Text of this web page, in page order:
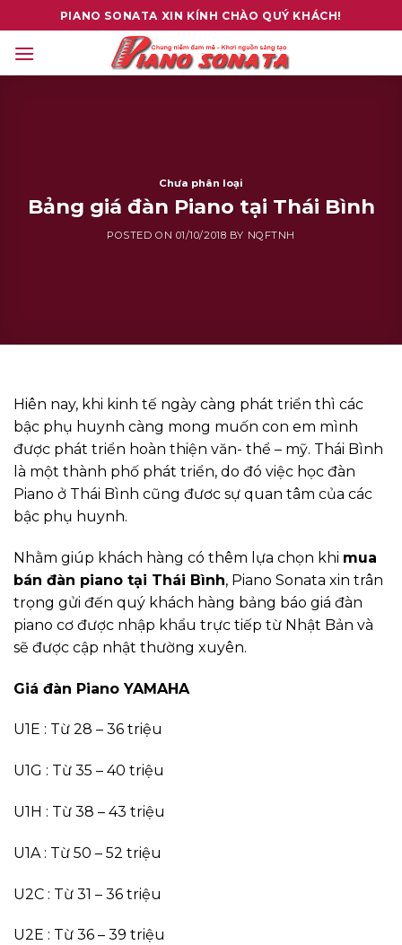
to
content
PIANO SONATA XIN KÍNH CHÀO QUÝ KHÁCH!
Chưa phân loại
Bảng giá đàn Piano tại Thái Bình
POSTED ON 01/10/2018 BY NQFTNH
Hiên nay, khi kinh tế ngày càng phát triển thì các
bậc phụ huynh càng mong muốn con em mình
được phát triển hoàn thiện văn- thể – mỹ. Thái Bình
là một thành phố phát triển, do đó việc học đàn
Piano ở Thái Bình cũng đươc sự quan tâm của các
bậc phụ huynh.
Nhằm giúp khách hàng có thêm lựa chọn khi mua
bán đàn piano tại Thái Bình, Piano Sonata xin trân
trọng gửi đến quý khách hàng bảng báo giá đàn
piano cơ được nhập khẩu trực tiếp từ Nhật Bản và
sẽ được cập nhật thường xuyên.
Giá đàn Piano YAMAHA
U1E : Từ 28 – 36 triệu
U1G : Từ 35 – 40 triệu
U1H : Từ 38 – 43 triệu
U1A : Từ 50 – 52 triệu
U2C : Từ 31 – 36 triệu
U2E : Từ 36 – 39 triệu